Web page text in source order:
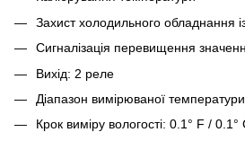
Захист холодильного обладнання
Сигналізація перевищення
Вихід: 2 реле
Діапазон вимірюваної
Крок виміру вологості: 0.1° F / 0.1°